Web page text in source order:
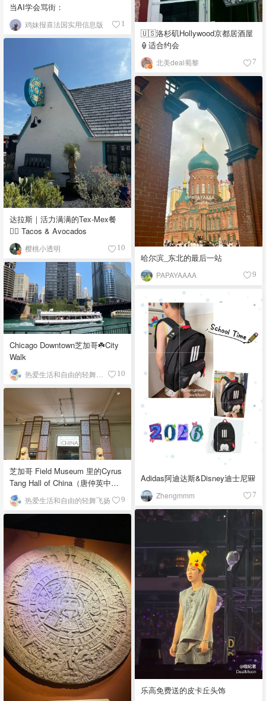
当AI学会骂街：
鸡妹报喜法国实用信息版 1
🇺🇸洛杉矶Hollywood京都居酒屋
🏮适合约会
北美deal蜀黎 7
达拉斯｜活力满满的Tex-Mex餐
👉🏼 Tacos & Avocados
樱桃小透明 10
哈尔滨_东北的最后一站
PAPAYAAAA 9
Chicago Downtown芝加哥☘️City
Walk
10
Adidas阿迪达斯&Disney迪士尼🎒
Zhengmmm 7
芝加哥 Field Museum 里的Cyrus
Tang Hall of China（唐仲英中国
馆） 热爱生活和自由的轻舞飞扬 9
乐高免费送的皮卡丘头饰